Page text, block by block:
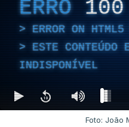
ERRO 100
ERROR ON
ESTE CONTEÚDO
INDISPONÍVEL
Foto: João